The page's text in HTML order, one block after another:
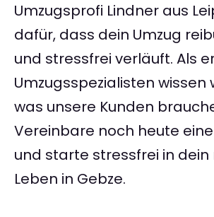
Umzugsprofi Lindner aus
dafür, dass dein Umzug
und stressfrei verläuft. Als
Umzugsspezialisten wissen
was unsere Kunden
Vereinbare noch heute
und starte stressfrei in dein
Leben in Gebze.